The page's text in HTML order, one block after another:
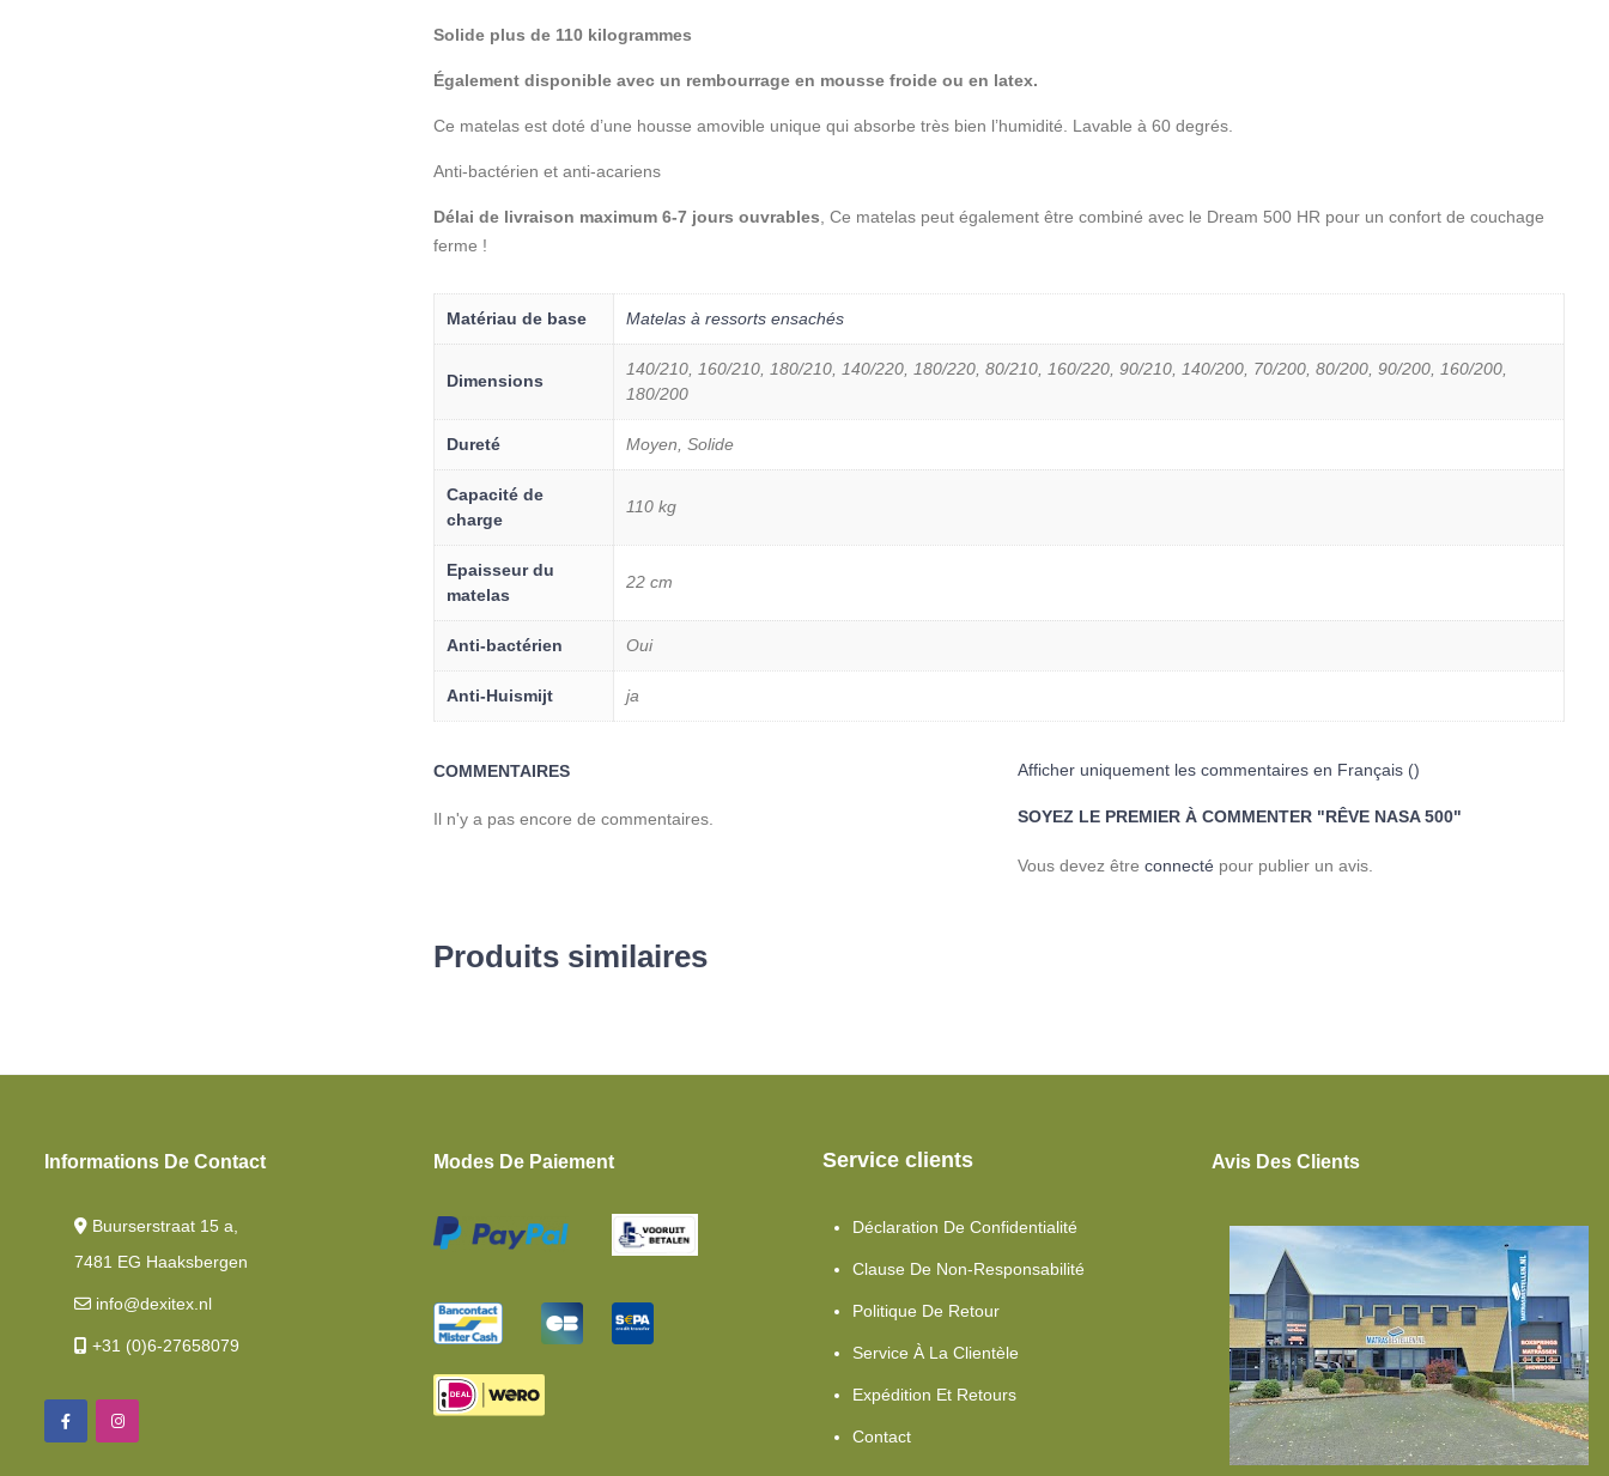
Solide plus de 110 kilogrammes
Également disponible avec un rembourrage en mousse froide ou en latex.
Ce matelas est doté d’une housse amovible unique qui absorbe très bien l’humidité. Lavable à 60 degrés.
Anti-bactérien et anti-acariens
Délai de livraison maximum 6-7 jours ouvrables , Ce matelas peut également être combiné avec le Dream 500 HR pour un confort de couchage
ferme !
Matériau de base Matelas à ressorts ensachés
Dimensions
140/210, 160/210, 180/210, 140/220, 180/220, 80/210, 160/220, 90/210, 140/200, 70/200, 80/200, 90/200, 160/200,
180/200
Dureté Moyen, Solide
Capacité de
charge
110 kg
Epaisseur du
matelas
22 cm
Anti-bactérien Oui
Anti-Huismijt ja
COMMENTAIRES
Il n'y a pas encore de commentaires.
Afficher uniquement les commentaires en Français ()
SOYEZ LE PREMIER À COMMENTER "RÊVE NASA 500"
Vous devez être connecté pour publier un avis.
Produits similaires
Informations De Contact
Buurserstraat 15 a,
7481 EG Haaksbergen
info@dexitex.nl
+31 (0)6-27658079
Modes De Paiement Service clients
Déclaration De Confidentialité
Clause De Non-Responsabilité
Politique De Retour
Service À La Clientèle
Expédition Et Retours
Contact
Avis Des Clients